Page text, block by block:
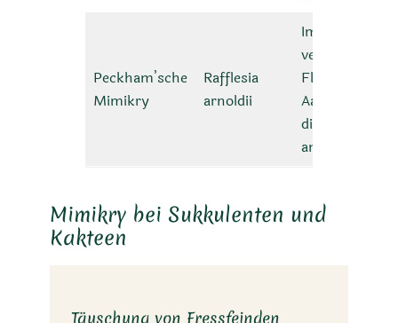
Peckham’sche
Mimikry
Rafflesia
arnoldii
Imitiert
verrottendes
Fleisch, um
Aasfliegen für
die
anzulocken.
Mimikry bei Sukkulenten und
Kakteen
Täuschung von Fressfeinden